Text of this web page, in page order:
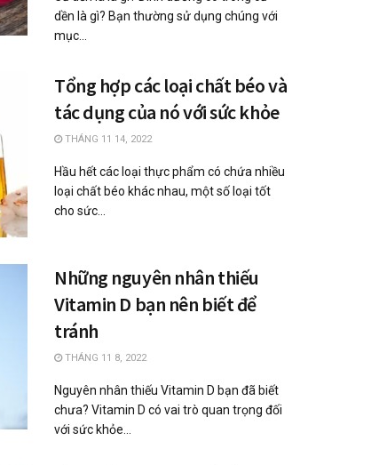
dền là gì? Bạn thường sử dụng chúng với
mục...
Tổng hợp các loại chất béo và
tác dụng của nó với sức khỏe
THÁNG 11 14, 2022
Hầu hết các loại thực phẩm có chứa nhiều
loại chất béo khác nhau, một số loại tốt
cho sức...
Những nguyên nhân thiếu
Vitamin D bạn nên biết để
tránh
THÁNG 11 8, 2022
Nguyên nhân thiếu Vitamin D bạn đã biết
chưa? Vitamin D có vai trò quan trọng đối
với sức khỏe...